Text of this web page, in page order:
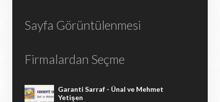
Sayfa Görüntülenmesi
Firmalardan Seçme
Garanti Sarraf - Ünal ve Mehmet
Yetişen